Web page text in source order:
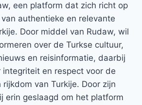
een platform dat zich richt op
authentieke en relevante
Door middel van Rudaw, wil
over de Turkse cultuur,
en reisinformatie, daarbij
integriteit en respect voor de
van Turkije. Door zijn
erin geslaagd om het platform